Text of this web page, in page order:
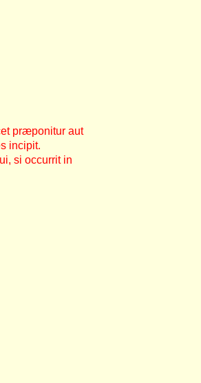
præponitur aut
incipit.
si occurrit in